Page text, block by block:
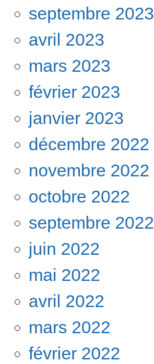
septembre 2023
avril 2023
mars 2023
février 2023
janvier 2023
décembre 2022
novembre 2022
octobre 2022
septembre 2022
juin 2022
mai 2022
avril 2022
mars 2022
février 2022